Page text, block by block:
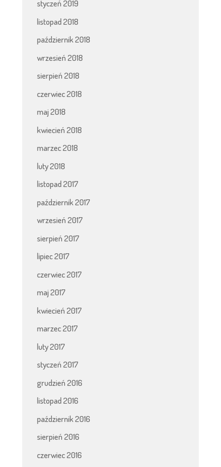
styczeń 2019
listopad 2018
październik 2018
wrzesień 2018
sierpień 2018
czerwiec 2018
maj 2018
kwiecień 2018
marzec 2018
luty 2018
listopad 2017
październik 2017
wrzesień 2017
sierpień 2017
lipiec 2017
czerwiec 2017
maj 2017
kwiecień 2017
marzec 2017
luty 2017
styczeń 2017
grudzień 2016
listopad 2016
październik 2016
sierpień 2016
czerwiec 2016